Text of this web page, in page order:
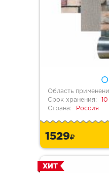
Область
Срок хранения:
Страна:
Россия
1529
ХИТ